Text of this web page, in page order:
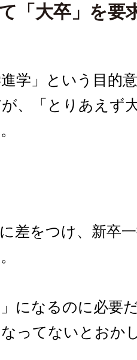
「大卒」を要
進学」という目的
、「とりあえず
差をつけ、新卒
になるのに必要
ってないとおか